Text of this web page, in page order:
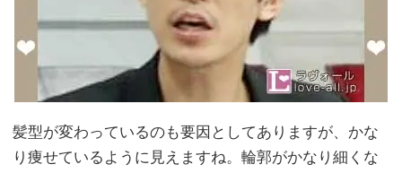
髪型が変わっているのも要因としてありますが、かな
り痩せているように見えますね。輪郭がかなり細くな